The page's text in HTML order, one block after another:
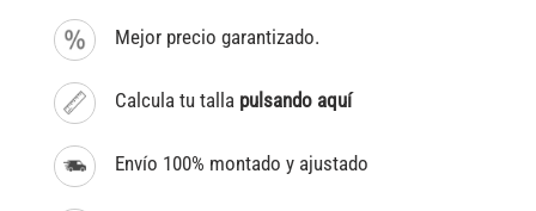
Mejor precio garantizado.
Calcula tu talla pulsando aquí
Envío 100% montado y ajustado